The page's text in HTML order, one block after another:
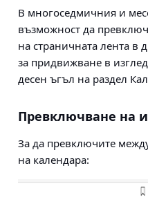
В многоседмичния и
възможност да
на страничната лента в
за придвижване в
десен ъгъл на раздел
Превключване на
За да превключите
на календара: